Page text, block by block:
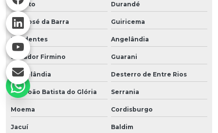
Reduto Durandé
São José da Barra Guiricema
Tiradentes Angelândia
Senador Firmino Guarani
Verdelândia Desterro de Entre Rios
São João Batista do Glória Serrania
Moema Cordisburgo
Jacuí Baldim